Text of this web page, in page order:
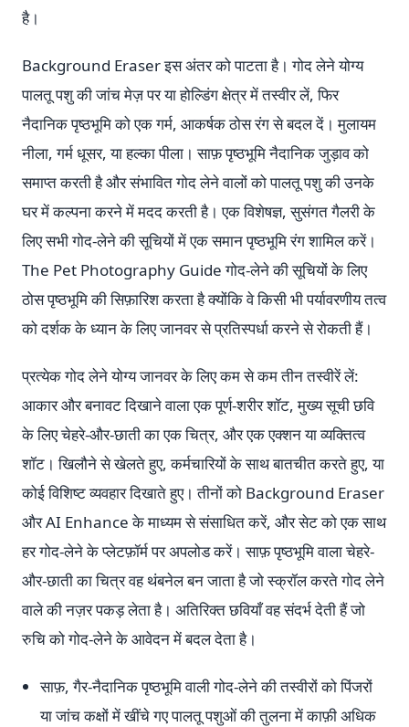
है।
Background Eraser इस अंतर को पाटता है। गोद लेने योग्य
पालतू पशु की जांच मेज़ पर या होल्डिंग क्षेत्र में तस्वीर लें, फिर
नैदानिक पृष्ठभूमि को एक गर्म, आकर्षक ठोस रंग से बदल दें। मुलायम
नीला, गर्म धूसर, या हल्का पीला। साफ़ पृष्ठभूमि नैदानिक जुड़ाव को
समाप्त करती है और संभावित गोद लेने वालों को पालतू पशु की उनके
घर में कल्पना करने में मदद करती है। एक विशेषज्ञ, सुसंगत गैलरी के
लिए सभी गोद-लेने की सूचियों में एक समान पृष्ठभूमि रंग शामिल करें।
The Pet Photography Guide गोद-लेने की सूचियों के लिए
ठोस पृष्ठभूमि की सिफ़ारिश करता है क्योंकि वे किसी भी पर्यावरणीय तत्व
को दर्शक के ध्यान के लिए जानवर से प्रतिस्पर्धा करने से रोकती हैं।
प्रत्येक गोद लेने योग्य जानवर के लिए कम से कम तीन तस्वीरें लें:
आकार और बनावट दिखाने वाला एक पूर्ण-शरीर शॉट, मुख्य सूची छवि
के लिए चेहरे-और-छाती का एक चित्र, और एक एक्शन या व्यक्तित्व
शॉट। खिलौने से खेलते हुए, कर्मचारियों के साथ बातचीत करते हुए, या
कोई विशिष्ट व्यवहार दिखाते हुए। तीनों को Background Eraser
और AI Enhance के माध्यम से संसाधित करें, और सेट को एक साथ
हर गोद-लेने के प्लेटफ़ॉर्म पर अपलोड करें। साफ़ पृष्ठभूमि वाला चेहरे-
और-छाती का चित्र वह थंबनेल बन जाता है जो स्क्रॉल करते गोद लेने
वाले की नज़र पकड़ लेता है। अतिरिक्त छवियाँ वह संदर्भ देती हैं जो
रुचि को गोद-लेने के आवेदन में बदल देता है।
साफ़, गैर-नैदानिक पृष्ठभूमि वाली गोद-लेने की तस्वीरों को पिंजरों
या जांच कक्षों में खींचे गए पालतू पशुओं की तुलना में काफ़ी अधिक